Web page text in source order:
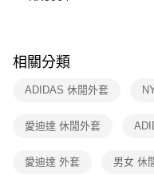
※ 交易是否成功請以「AFTEE
是否繳費成功／繳費後需取消
客戶支援中心」https://
１．透過由恩沛科技股份有限
權轉讓予恩沛科技股份有限公
相關分類
ADIDAS 休閒外套
愛迪達 休閒外套
愛迪達 外套 男女 休